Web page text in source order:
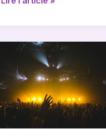
Pourquoi
goosebumping
suscite-
il
autant